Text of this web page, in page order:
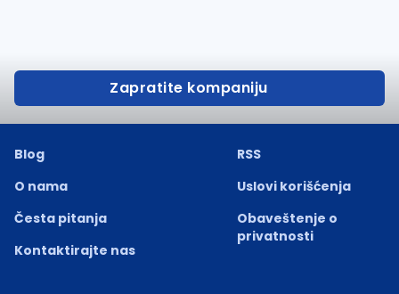
Zapratite kompaniju
Blog
O nama
Česta pitanja
Kontaktirajte nas
RSS
Uslovi korišćenja
Obaveštenje o
privatnosti